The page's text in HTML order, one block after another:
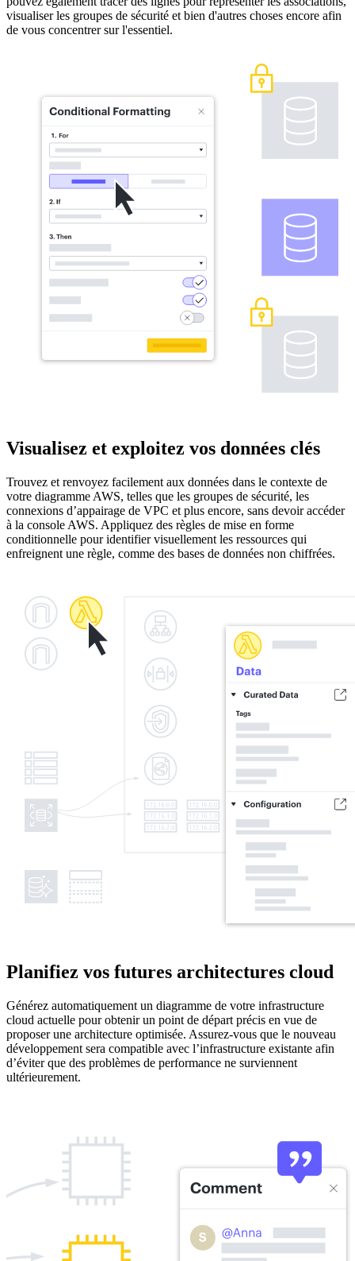
visualiser les groupes de sécurité et bien d'autres choses encore afin
de vous concentrer sur l'essentiel.
Visualisez et exploitez vos données clés
Trouvez et renvoyez facilement aux données dans le contexte de
votre diagramme AWS, telles que les groupes de sécurité, les
connexions d’appairage de VPC et plus encore, sans devoir accéder
à la console AWS. Appliquez des règles de mise en forme
conditionnelle pour identifier visuellement les ressources qui
enfreignent une règle, comme des bases de données non chiffrées.
Planifiez vos futures architectures cloud
Générez automatiquement un diagramme de votre infrastructure
cloud actuelle pour obtenir un point de départ précis en vue de
proposer une architecture optimisée. Assurez-vous que le nouveau
développement sera compatible avec l’infrastructure existante afin
d’éviter que des problèmes de performance ne surviennent
ultérieurement.